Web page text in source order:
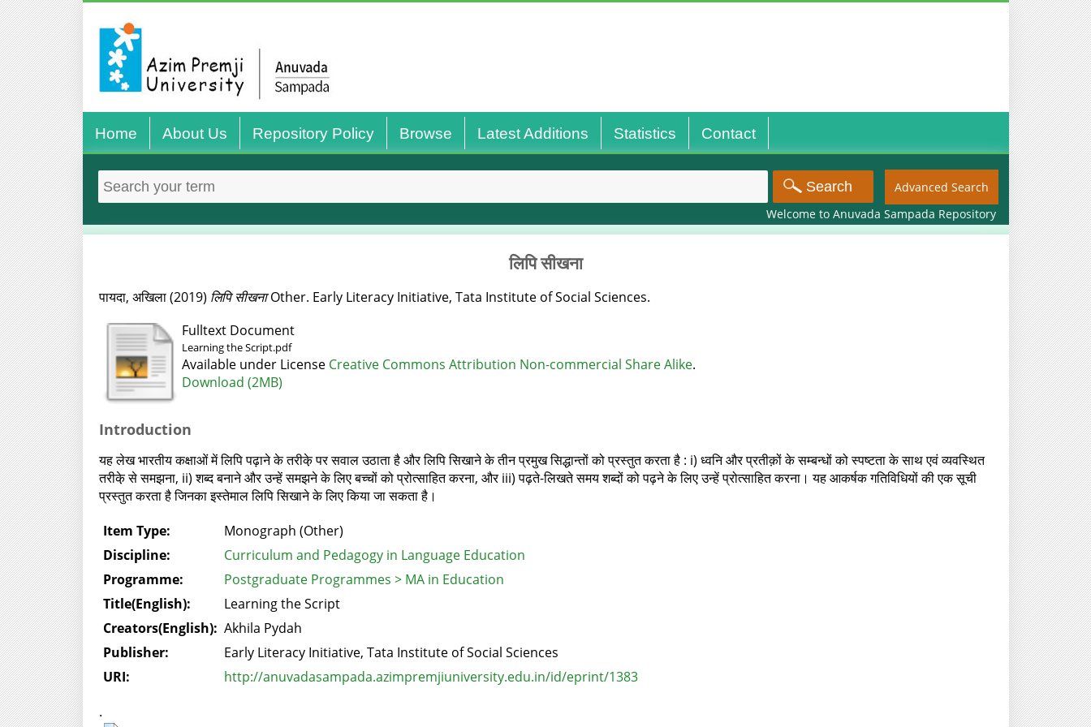
Home About Us Repository Policy Browse Latest Additions Statistics Contact
Advanced Search
Welcome to Anuvada Sampada Repository
लिपि सीखना
पायदा, अखिला(2019) लिपि सीखनाOther. Early Literacy Initiative, Tata Institute of Social Sciences.
Fulltext Document
Learning the Script.pdf
Available under License Creative Commons Attribution Non-commercial Share Alike.
Download (2MB)
Introduction
यह लेख भारतीय कक्षाओं में लिपि पढ़ाने के तरीके़ पर सवाल उठाता है और लिपि सिखाने के तीन प्रमुख सिद्धान्तों को प्रस्तुत करता है : i) ध्वनि और प्रतीक़ों के सम्बन्धों को स्पष्टता के साथ एवं व्यवस्थित
तरीके़ से समझना, ii) शब्द बनाने और उन्हें समझने के लिए बच्चों को प्रोत्साहित करना, और iii) पढ़ते-लिखते समय शब्दों को पढ़ने के लिए उन्हें प्रोत्साहित करना। यह आकर्षक गतिविधियों की एक सूची
प्रस्तुत करता है जिनका इस्तेमाल लिपि सिखाने के लिए किया जा सकता है।
Item Type:
Monograph (Other)
Discipline:
Curriculum and Pedagogy in Language Education
Programme:
Postgraduate Programmes > MA in Education
Title(English):
Learning the Script
Creators(English): Akhila Pydah
Publisher:
Early Literacy Initiative, Tata Institute of Social Sciences
URI:
http://anuvadasampada.azimpremjiuniversity.edu.in/id/eprint/1383
.